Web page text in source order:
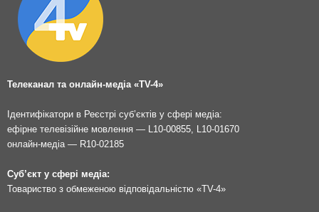
Телеканал та онлайн-медіа «TV-4»
Ідентифікатори в Реєстрі суб’єктів у сфері медіа:
ефірне телевізійне мовлення — L10-00855, L10-01670
онлайн-медіа — R10-02185
Суб’єкт у сфері медіа:
Товариство з обмеженою відповідальністю «TV-4»